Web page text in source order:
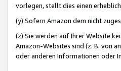
vorlegen, stellt dies einen
(y) Sofern Amazon dem nicht
(z) Sie werden auf Ihrer Website
Amazon-Websites sind (z. B. von
oder anderen Informationen oder